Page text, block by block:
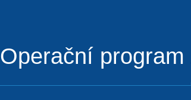
Operační program